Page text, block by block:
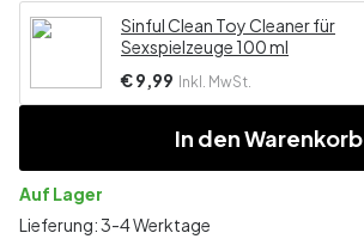
Sinful Clean Toy Cleaner für
Sexspielzeuge 100 ml
€ 9,99 Inkl. MwSt.
In den Warenkorb
Auf Lager
Lieferung: 3-4 Werktage